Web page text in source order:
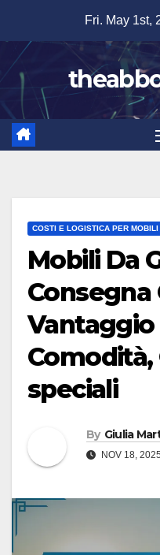
content
Fri. May 1st,
COSTI E LOGISTICA PER
Mobili Da
Consegna
speciali
By Giulia
NOV 18, 2025